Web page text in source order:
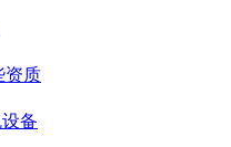
资质
备